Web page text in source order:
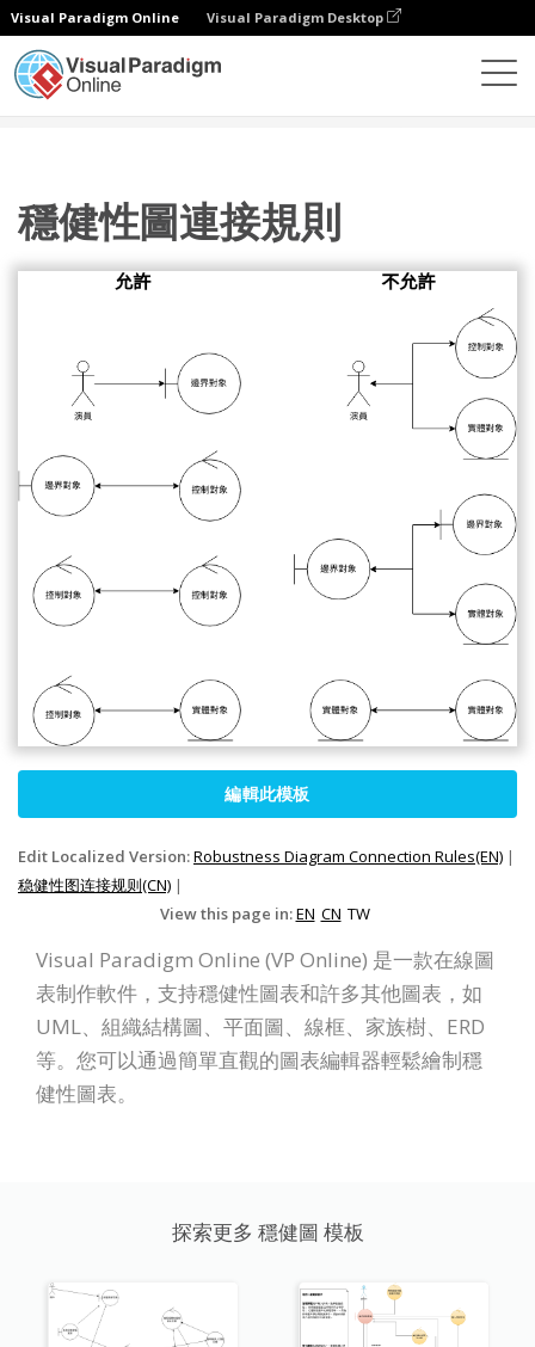
Visual Paradigm Online Visual Paradigm Desktop
穩健性圖連接規則
編輯此模板
Edit Localized Version:Robustness Diagram Connection Rules(EN) |
稳健性图连接规则(CN) |
View this page in:EN CN TW
Visual Paradigm Online (VP Online) 是一款在線圖
表制作軟件，支持穩健性圖表和許多其他圖表，如
UML、組織結構圖、平面圖、線框、家族樹、ERD
等。您可以通過簡單直觀的圖表編輯器輕鬆繪制穩
健性圖表。
探索更多 穩健圖 模板